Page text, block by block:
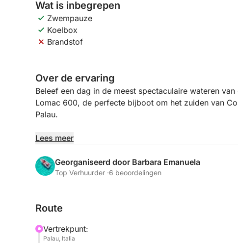
Wat is inbegrepen
Zwempauze
Koelbox
Brandstof
Over de ervaring
Beleef een dag in de meest spectaculaire wateren
Lomac 600, de perfecte bijboot om het zuiden van
Palau.
Wendbaar, stabiel en ideaal om minder toegankelijke
zeebodem creëren een unieke omgeving om te
Lees meer
Georganiseerd door Barbara Emanuela
Top Verhuurder ·6 beoordelingen
Route
Vertrekpunt:
Palau, Italia